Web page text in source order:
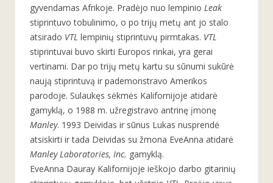
gyvendamas Afrikoje. Pradėjo nuo lempinio Leak
stiprintuvo tobulinimo, o po trijų metų ant jo stalo
atsirado VTL lempinių stiprintuvų pirmtakas. VTL
stiprintuvai buvo skirti Europos rinkai, yra gerai
vertinami. Dar po trijų metų kartu su sūnumi sukūrė
naują stiprintuvą ir pademonstravo Amerikos
parodoje. Sulaukęs sėkmės Kalifornijoje atidarė
gamyklą, o 1988 m. užregistravo antrinę įmonę
Manley. 1993 Deividas ir sūnus Lukas nusprendė
atsiskirti ir tada Deividas su žmona EveAnna atidarė
Manley Laboratories, Inc. gamyklą.
EveAnna Dauray Kalifornijoje ieškojo darbo gitarinių